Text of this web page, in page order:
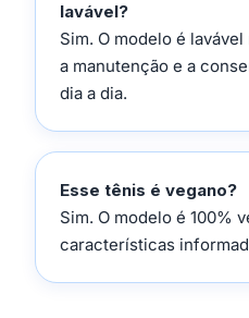
lavável?
Sim. O modelo é
a manutenção e a
dia a dia.
Esse tênis é vegano?
Sim. O modelo é 100%
características